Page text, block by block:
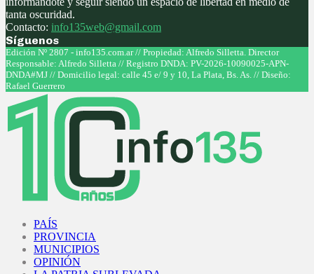
tanta oscuridad.
Contacto: info135web@gmail.com
Síguenos
Facebook
Twitter
Instagram
Youtube
Edición Nº 2807 - info135.com.ar // Propiedad: Alfredo Silletta. Director
Responsable: Alfredo Silletta // Registro DNDA: PV-2026-10090025-APN-
DNDA#MJ // Domicilio legal: calle 45 e/ 9 y 10, La Plata, Bs. As. // Diseño:
Rafael Guerrero
PAÍS
PROVINCIA
MUNICIPIOS
OPINIÓN